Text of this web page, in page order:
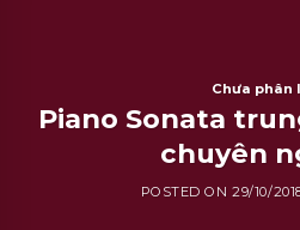
Chưa phân
Piano Sonata
chuyên
POSTED ON29/10/